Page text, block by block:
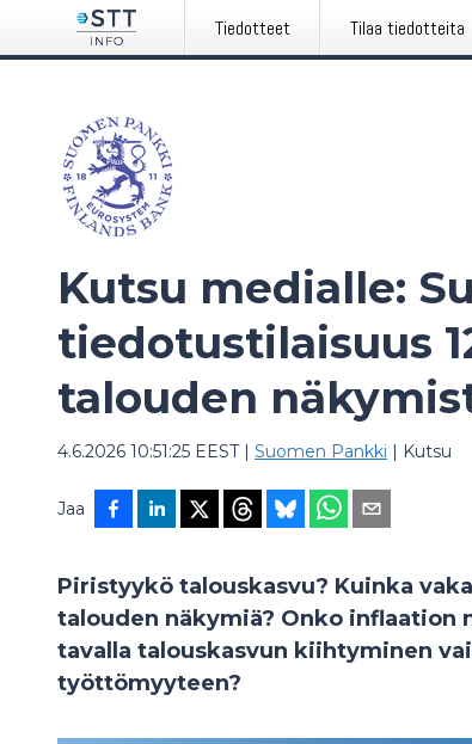
Tiedotteet Tilaa tiedotteita
Kutsu medialle:
tiedotustilaisuus
talouden
4.6.2026 10:51:25 EEST| Suomen Pankki | Kutsu
Jaa
Piristyykö talouskasvu? Kuinka
talouden näkymiä? Onko inflaation
tavalla talouskasvun kiihtyminen
työttömyyteen?